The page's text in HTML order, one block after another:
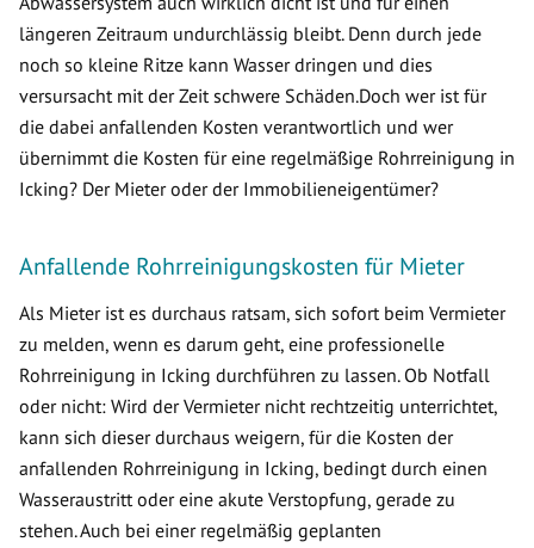
längeren Zeitraum undurchlässig bleibt. Denn durch jede
noch so kleine Ritze kann Wasser dringen und dies
versursacht mit der Zeit schwere Schäden.Doch wer ist für
die dabei anfallenden Kosten verantwortlich und wer
übernimmt die Kosten für eine regelmäßige Rohrreinigung in
Icking? Der Mieter oder der Immobilieneigentümer?
Anfallende Rohrreinigungskosten für Mieter
Als Mieter ist es durchaus ratsam, sich sofort beim Vermieter
zu melden, wenn es darum geht, eine professionelle
Rohrreinigung in Icking durchführen zu lassen. Ob Notfall
oder nicht: Wird der Vermieter nicht rechtzeitig unterrichtet,
kann sich dieser durchaus weigern, für die Kosten der
anfallenden Rohrreinigung in Icking, bedingt durch einen
Wasseraustritt oder eine akute Verstopfung, gerade zu
stehen. Auch bei einer regelmäßig geplanten